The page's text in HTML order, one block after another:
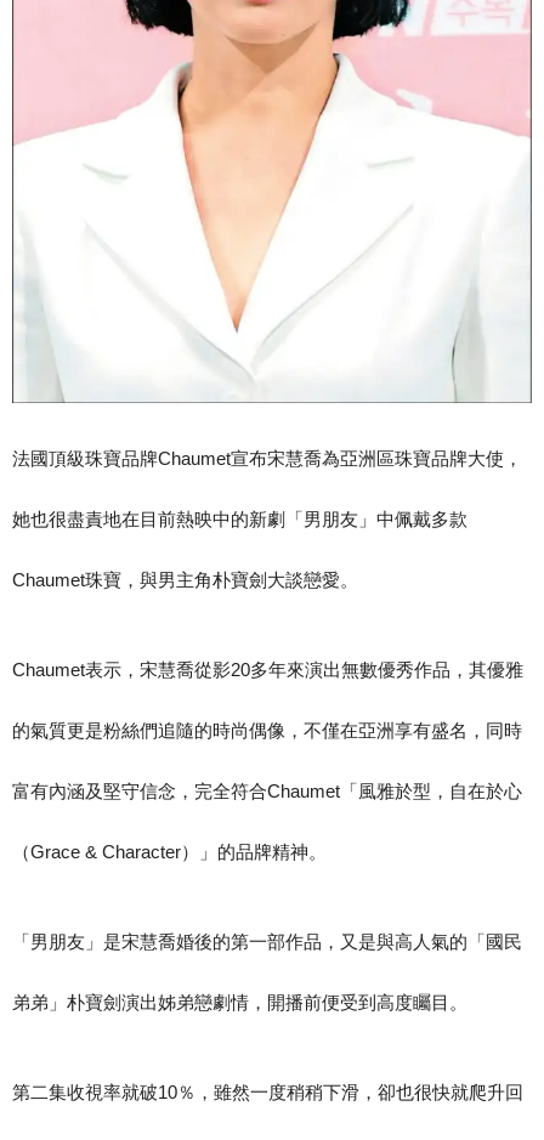
法國頂級珠寶品牌Chaumet宣布宋慧喬為亞洲區珠寶品牌大使，
她也很盡責地在目前熱映中的新劇「男朋友」中佩戴多款
Chaumet珠寶，與男主角朴寶劍大談戀愛。
Chaumet表示，宋慧喬從影20多年來演出無數優秀作品，其優雅
的氣質更是粉絲們追隨的時尚偶像，不僅在亞洲享有盛名，同時
富有內涵及堅守信念，完全符合Chaumet「風雅於型，自在於心
（Grace & Character）」的品牌精神。
「男朋友」是宋慧喬婚後的第一部作品，又是與高人氣的「國民
弟弟」朴寶劍演出姊弟戀劇情，開播前便受到高度矚目。
第二集收視率就破10％，雖然一度稍稍下滑，卻也很快就爬升回